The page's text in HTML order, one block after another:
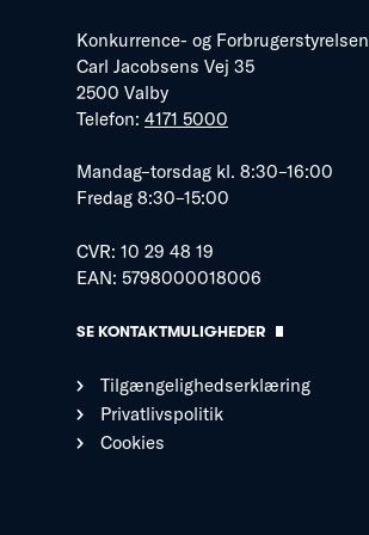
Konkurrence- og Forbrugerstyrelsen
Carl Jacobsens Vej 35
2500 Valby
Telefon: 4171 5000
Mandag–torsdag kl. 8:30–16:00
Fredag 8:30–15:00
CVR: 10 29 48 19
EAN: 5798000018006
SE KONTAKTMULIGHEDER
Tilgængelighedserklæring
Privatlivspolitik
Cookies